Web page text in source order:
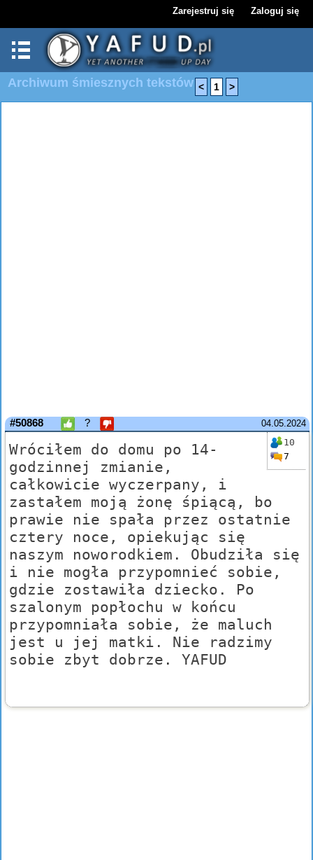
Zarejestruj się Zaloguj się
Archiwum śmiesznych tekstów < 1 >
04.05.2024
#50868 ?
10
7
Wróciłem do domu po 14-
godzinnej zmianie,
całkowicie wyczerpany, i
zastałem moją żonę śpiącą, bo
prawie nie spała przez ostatnie
cztery noce, opiekując się
naszym noworodkiem. Obudziła się
i nie mogła przypomnieć sobie,
gdzie zostawiła dziecko. Po
szalonym popłochu w końcu
przypomniała sobie, że maluch
jest u jej matki. Nie radzimy
sobie zbyt dobrze. YAFUD